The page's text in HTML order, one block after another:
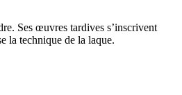
Ses œuvres tardives s’inscrivent
la technique de la laque.